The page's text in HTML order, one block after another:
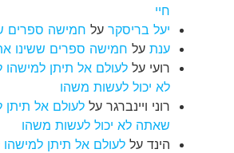
חיי
יעל בריסקר על חמישה ספרים
ענת על חמישה ספרים ששינו
רועי על לעולם אל תיתן
לא יכול לעשות משהו
רוני ויינברגר על לעולם אל תיתן
שאתה לא יכול לעשות משהו
הינד על לעולם אל תיתן